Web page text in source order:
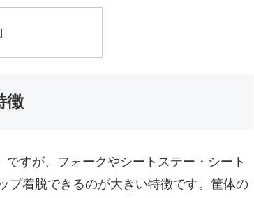
徴
すが、フォークやシートステー・シート
プ着脱できるのが大きい特徴です。筐体の